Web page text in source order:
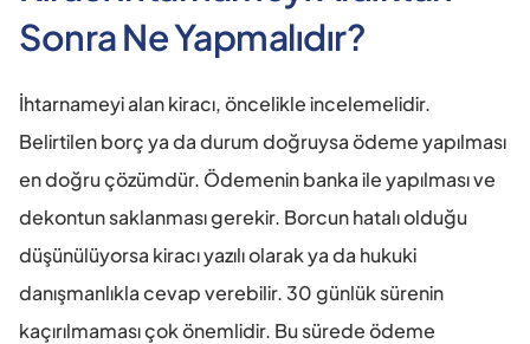
Sonra Ne Yapmalıdır?
İhtarnameyi alan kiracı, öncelikle incelemelidir.
Belirtilen borç ya da durum doğruysa ödeme yapılması
en doğru çözümdür. Ödemenin banka ile yapılması ve
dekontun saklanması gerekir. Borcun hatalı olduğu
düşünülüyorsa kiracı yazılı olarak ya da hukuki
danışmanlıkla cevap verebilir. 30 günlük sürenin
kaçırılmaması çok önemlidir. Bu sürede ödeme